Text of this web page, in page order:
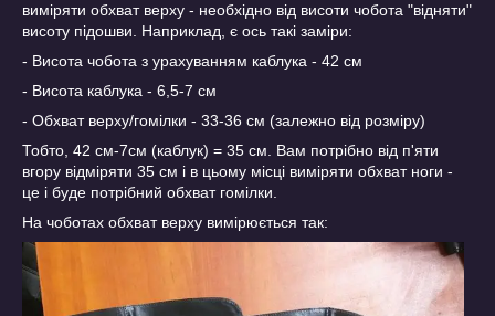
виміряти обхват верху - необхідно від висоти чобота "відняти"
висоту підошви. Наприклад, є ось такі заміри:
- Висота чобота з урахуванням каблука - 42 см
- Висота каблука - 6,5-7 см
- Обхват верху/гомілки - 33-36 см (залежно від розміру)
Тобто, 42 см-7см (каблук) = 35 см. Вам потрібно від п'яти
вгору відміряти 35 см і в цьому місці виміряти обхват ноги -
це і буде потрібний обхват гомілки.
На чоботах обхват верху вимірюється так: